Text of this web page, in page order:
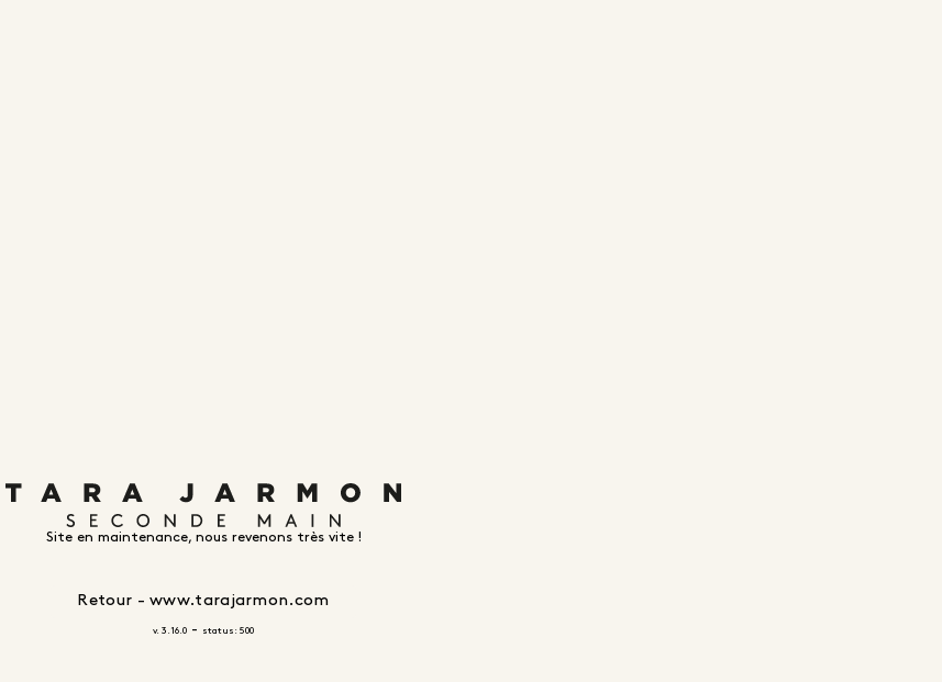
Site en maintenance, nous revenons très vite !
Retour - www.tarajarmon.com
v. 3.16.0 - status: 500